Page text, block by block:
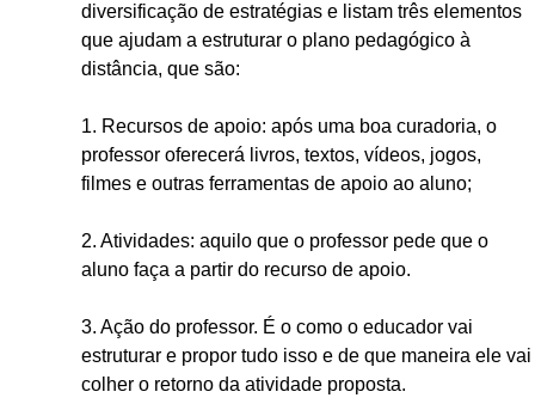
diversificação de estratégias e listam três elementos
que ajudam a estruturar o plano pedagógico à
distância, que são:
1. Recursos de apoio: após uma boa curadoria, o
professor oferecerá livros, textos, vídeos, jogos,
filmes e outras ferramentas de apoio ao aluno;
2. Atividades: aquilo que o professor pede que o
aluno faça a partir do recurso de apoio.
3. Ação do professor. É o como o educador vai
estruturar e propor tudo isso e de que maneira ele vai
colher o retorno da atividade proposta.